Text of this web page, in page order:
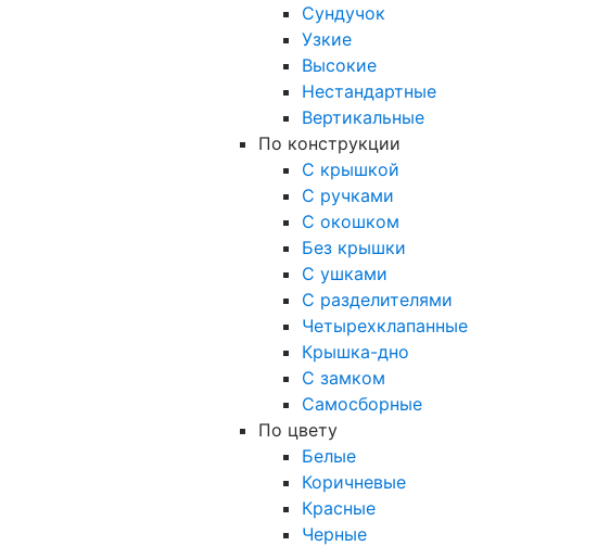
Сундучок
Узкие
Высокие
Нестандартные
Вертикальные
По конструкции
С крышкой
С ручками
С окошком
Без крышки
С ушками
С разделителями
Четырехклапанные
Крышка-дно
С замком
Самосборные
По цвету
Белые
Коричневые
Красные
Черные